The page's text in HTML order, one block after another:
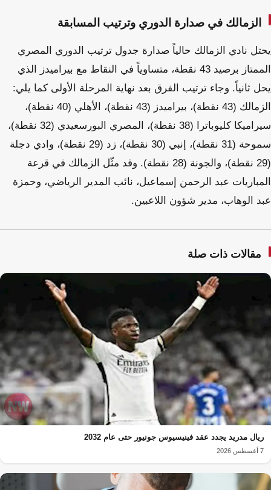
الزمالك في صدارة الدوري وترتيب المسابقة
يحتل نادي الزمالك حالياً صدارة جدول ترتيب الدوري المصري
الممتاز برصيد 43 نقطة، متساوياً في النقاط مع بيراميدز الذي
يحل ثانياً. وجاء ترتيب الفرق بعد نهاية المرحلة الأولى كما يلي:
الزمالك (43 نقطة)، بيراميدز (43 نقطة)، الأهلي (40 نقطة)،
سيراميكا كليوباترا (38 نقطة)، المصري البورسعيدي (32 نقطة)،
سموحة (31 نقطة)، إنبي (30 نقطة)، زد (29 نقطة)، وادي دجلة
(29 نقطة)، والجونة (28 نقطة). وقد مثّل الزمالك في قرعة
المباريات عبد الرحمن إسماعيل، نائب المدير الرياضي، وحمزة
عبد الوهاب، مدير شؤون اللاعبين.
مقالات ذات صلة
ريال مدريد يجدد عقد فينيسيوس جونيور حتى عام 2032
7 أغسطس 2026